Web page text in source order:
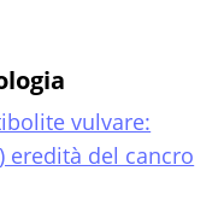
vulvare:
del cancro